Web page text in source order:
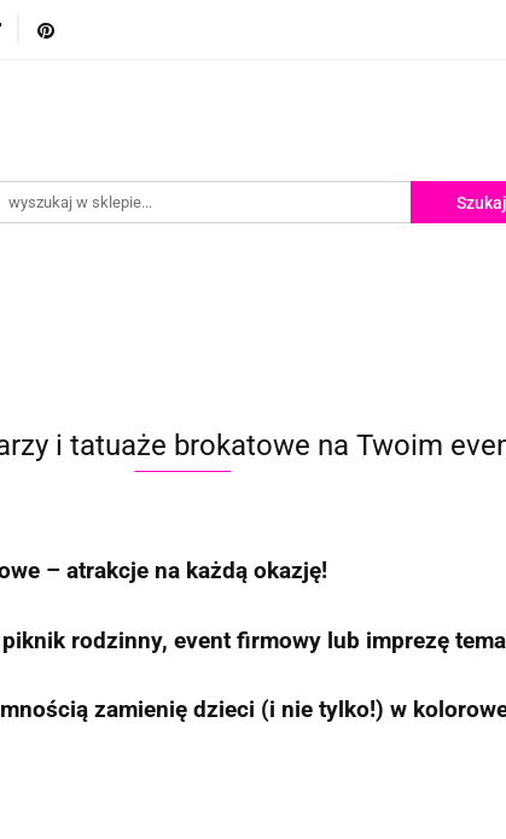
i tatuaże brokatowe na Twoim
– atrakcje na każdą okazję!
rodzinny, event firmowy lub imprezę
zamienię dzieci (i nie tylko!) w